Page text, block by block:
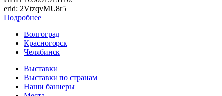
erid: 2VtzqvMU8r5
Подробнее
Волгоград
Красногорск
Челябинск
Выставки
Выставки по странам
Наши баннеры